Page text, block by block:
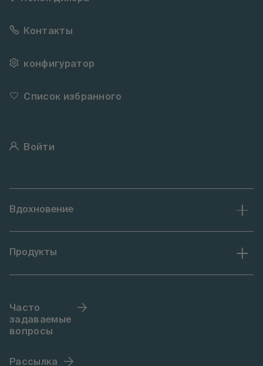
Контакты
конфигуратор
Список избранного
Войти
Вдохновение
Продукты
Часто
задаваемые
вопросы
Рассылка